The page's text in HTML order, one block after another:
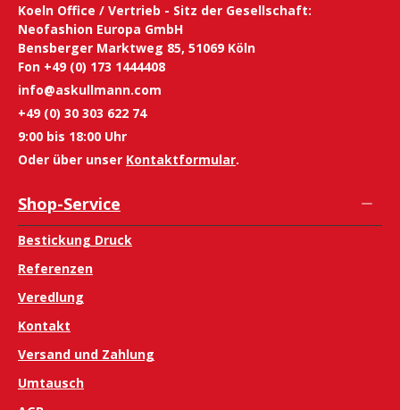
Koeln Office / Vertrieb - Sitz der Gesellschaft:
Neofashion Europa GmbH
Bensberger Marktweg 85, 51069 Köln
Fon +49 (0) 173 1444408
info@askullmann.com
+49 (0) 30 303 622 74
9:00 bis 18:00 Uhr
Oder über unser Kontaktformular.
Shop-Service
Bestickung Druck
Referenzen
Veredlung
Kontakt
Versand und Zahlung
Umtausch